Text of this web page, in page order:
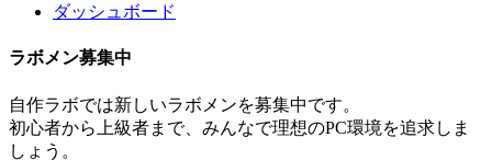
ダッシュボード
ラボメン募集中
自作ラボでは新しいラボメンを募集中です。
初心者から上級者まで、みんなで理想のPC環境を追求しま
しょう。